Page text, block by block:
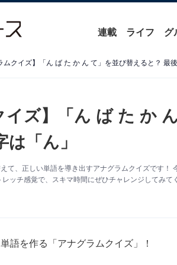
連載 ライフ グ
ムクイズ】「ん ば た か ん て」を並び替えると？ 最
イズ】「ん ば た か
「ん」
て、正しい単語を導き出すアナグラムクイズです！
ッチ感覚で、スキマ時間にぜひチャレンジしてみて
語を作る「アナグラムクイズ」！